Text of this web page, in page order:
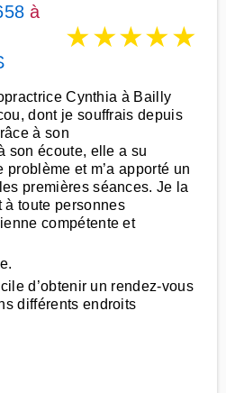
à
★★★★★
Cynthia à Bailly
dont je souffrais depuis
à son
son écoute, elle a su
et m’a apporté un
premières séances. Je la
à toute personnes
compétente et
d’obtenir un rendez-vous
différents endroits